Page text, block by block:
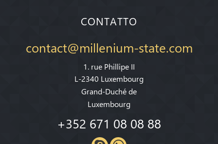
CONTATTO
contact@millenium-state.com
1. rue Phillipe II
L-2340 Luxembourg
Grand-Duché de
Luxembourg
+352 671 08 08 88